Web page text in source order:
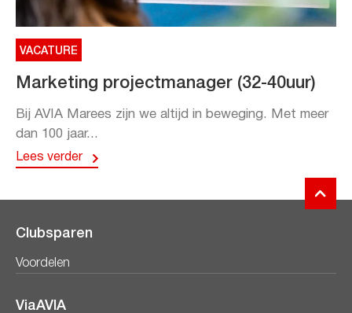
VACATURE
Marketing projectmanager (32-40uur)
Bij AVIA Marees zijn we altijd in beweging. Met meer
dan 100 jaar...
Lees verder
Clubsparen
Voordelen
ViaAVIA